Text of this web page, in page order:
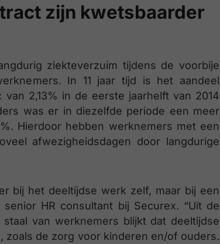
zijn kwetsbaarder
ziekteverzuim tijdens de voorbije
In 11 jaar tijd is het aandeel
2,13% in de eerste jaarhelft van 2014
was er in diezelfde periode een meer
Hierdoor hebben werknemers met een
afwezigheidsdagen door langdurige
bij het deeltijdse werk zelf, maar bij een
HR consultant bij Securex. “Uit de
van werknemers blijkt dat deeltijdse
de zorg voor kinderen en/of ouders.